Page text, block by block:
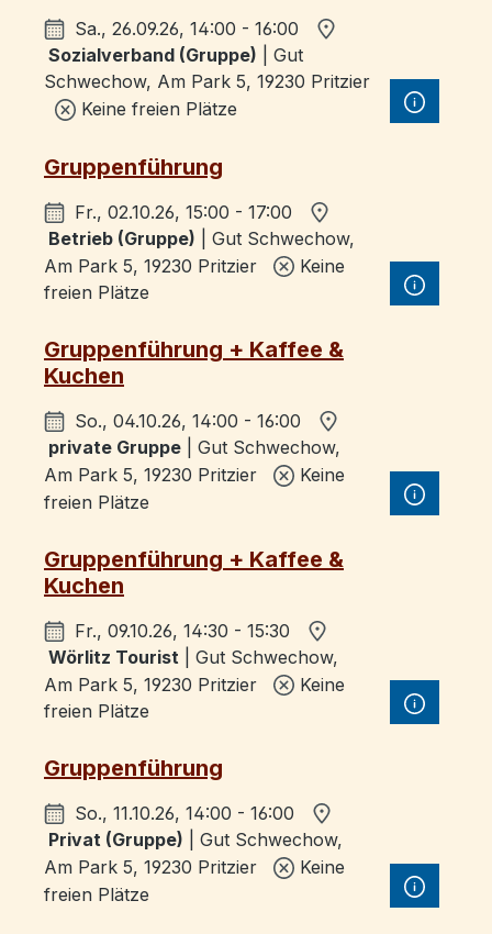
Sa., 26.09.26, 14:00 - 16:00
Sozialverband (Gruppe) | Gut
Schwechow, Am Park 5, 19230 Pritzier
Keine freien Plätze
Gruppenführung
Fr., 02.10.26, 15:00 - 17:00
Betrieb (Gruppe) | Gut Schwechow,
Am Park 5, 19230 Pritzier
Keine
freien Plätze
Gruppenführung + Kaffee &
Kuchen
So., 04.10.26, 14:00 - 16:00
private Gruppe | Gut Schwechow,
Am Park 5, 19230 Pritzier
Keine
freien Plätze
Gruppenführung + Kaffee &
Kuchen
Fr., 09.10.26, 14:30 - 15:30
Wörlitz Tourist | Gut Schwechow,
Am Park 5, 19230 Pritzier
Keine
freien Plätze
Gruppenführung
So., 11.10.26, 14:00 - 16:00
Privat (Gruppe) | Gut Schwechow,
Am Park 5, 19230 Pritzier
Keine
freien Plätze